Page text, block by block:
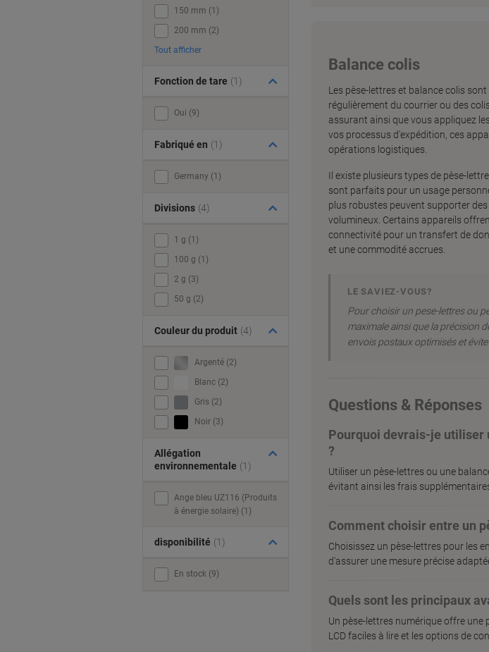
Balance colis
Les pèse-lettres et balance colis
régulièrement du courrier ou des
assurant ainsi que vous appliquez
vos processus d'expédition, ces
opérations logistiques.
Il existe plusieurs types de pèse-
sont parfaits pour un usage
plus robustes peuvent supporter
volumineux. Certains appareils
connectivité pour un transfert de
et une commodité accrues.
LE SAVIEZ-VOUS?
Pour choisir un pese-lettres ou
maximale ainsi que la précision
envois postaux optimisés et
Questions & Réponses
Pourquoi devrais-je utiliser
?
Utiliser un pèse-lettres ou une
évitant ainsi les frais
Comment choisir entre un
Choisissez un pèse-lettres pour les
d'assurer une mesure précise
Quels sont les principaux
Un pèse-lettres numérique offre
LCD faciles à lire et les options de
150 mm (1)
200 mm (2)
Tout afficher
Fonction de tare (1)
Oui (9)
Fabriqué en (1)
Germany (1)
Divisions (4)
1 g (1)
100 g (1)
2 g (3)
50 g (2)
Couleur du produit (4)
Argenté (2)
Blanc (2)
Gris (2)
Noir (3)
Allégation
environnementale (1)
Ange bleu UZ116 (Produits
à énergie solaire) (1)
disponibilité (1)
En stock (9)